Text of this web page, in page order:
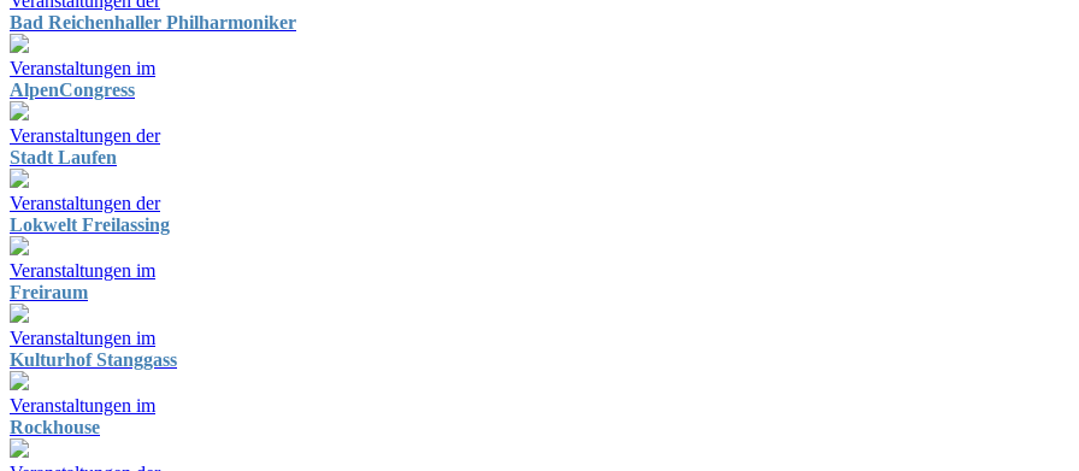
Bad Reichenhaller Philharmoniker
Veranstaltungen im
AlpenCongress
Veranstaltungen der
Stadt Laufen
Veranstaltungen der
Lokwelt Freilassing
Veranstaltungen im
Freiraum
Veranstaltungen im
Kulturhof Stanggass
Veranstaltungen im
Rockhouse